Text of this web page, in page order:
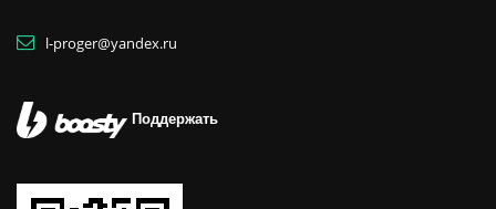
l-proger@yandex.ru
Поддержать